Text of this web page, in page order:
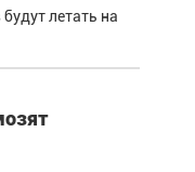
летать на